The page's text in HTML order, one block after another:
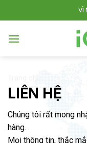
k
VÌ
LIÊN HỆ
Chúng tôi rất mong
hàng.
Mọi thông tin, thắc